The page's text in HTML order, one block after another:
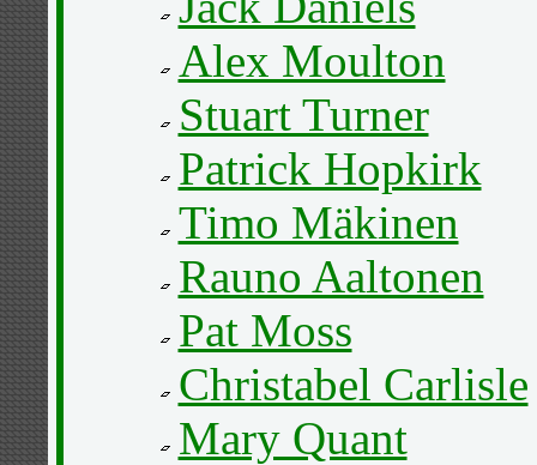
Alex Moulton
Stuart Turner
Patrick Hopkirk
Timo Mäkinen
Rauno Aaltonen
Pat Moss
Christabel Carlisle
Mary Quant